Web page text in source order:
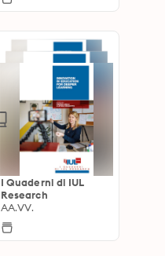
I Quaderni di IUL
Research
AA.VV.